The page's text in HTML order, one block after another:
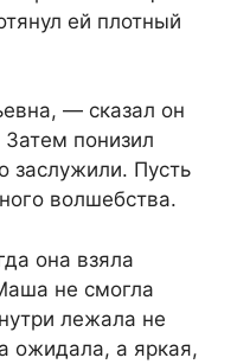
ей плотный
— сказал он
понизил
заслужили. Пусть
волшебства.
она взяла
не смогла
лежала не
ожидала, а яркая,